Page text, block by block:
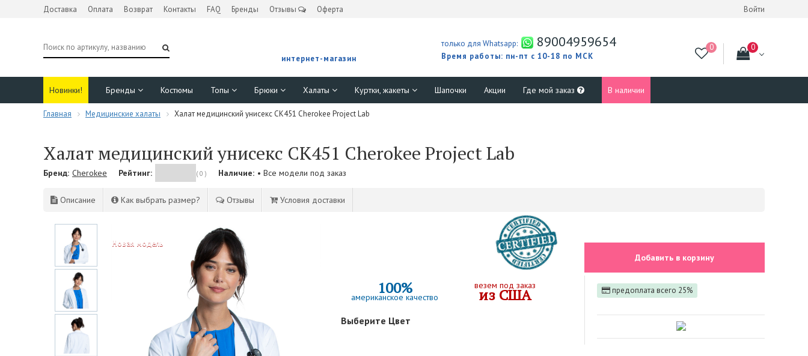
Доставка Оплата Возврат Контакты FAQ Бренды Отзывы Оферта Войти
интернет-магазин
только для Whatsapp: 89004959654
Время работы: пн-пт с 10-18 по МСК
Новинки! Бренды Костюмы Топы Брюки Халаты Куртки, жакеты Шапочки Акции Где мой заказ В наличии
Главная Медицинские халаты Халат медицинский унисекс CK451 Cherokee Project Lab
Халат медицинский унисекс CK451 Cherokee Project Lab
Бренд: Cherokee Рейтинг: ( 0 ) Наличие: • Все модели под заказ
Описание Как выбрать размер? Отзывы Условия доставки
NEW!
Новая модель
100%
американское качество
везем под заказ
из США
Выберите Цвет
Добавить в корзину
предоплата всего 25%